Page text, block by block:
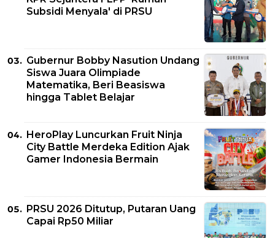
Subsidi Menyala' di PRSU
Gubernur Bobby Nasution Undang
Siswa Juara Olimpiade
Matematika, Beri Beasiswa
hingga Tablet Belajar
HeroPlay Luncurkan Fruit Ninja
City Battle Merdeka Edition Ajak
Gamer Indonesia Bermain
PRSU 2026 Ditutup, Putaran Uang
Capai Rp50 Miliar